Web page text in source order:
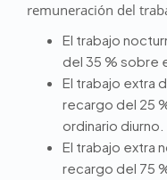
remuneración del
El trabajo
del 35 % sobre
El trabajo extra
recargo del 25
ordinario diurno.
El trabajo extra
recargo del 75